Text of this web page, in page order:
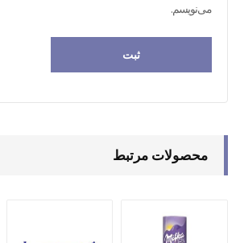
می‌نویسم.
محصولات مرتبط